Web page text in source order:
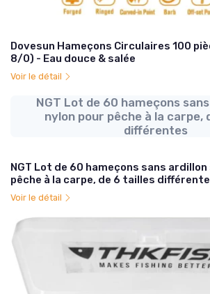
Dovesun Hameçons Circulaires 100
8/0) - Eau douce & salée
Voir le détail
NGT Lot de 60 hameçons
nylon pour pêche à la carpe,
différentes
NGT Lot de 60 hameçons sans
pêche à la carpe, de 6 tailles
Voir le détail